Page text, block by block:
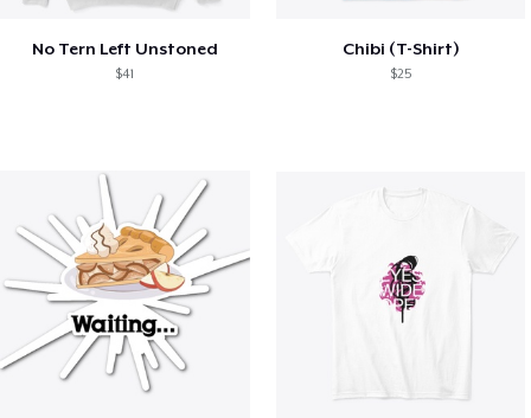
No Tern Left Unstoned
$41
Chibi (T-Shirt)
$25